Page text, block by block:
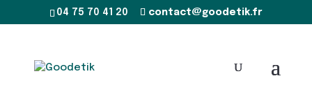
04 75 70 41 20 contact@goodetik.fr